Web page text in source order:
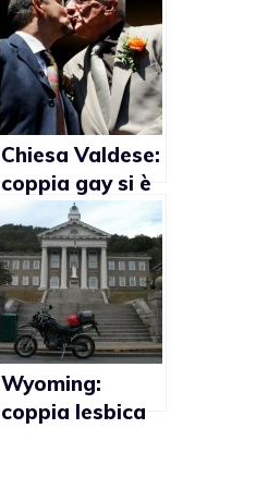
Chiesa Valdese:
coppia gay si è
sposata
Wyoming:
coppia lesbica